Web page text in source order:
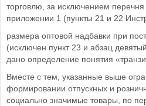
торговлю, за исключением перечня
приложении 1 (пункты 21 и 22
размера оптовой надбавки при
(исключен пункт 23 и абзац
дано определение понятия
Вместе с тем, указанные выше
формировании отпускных и
социально значимые товары, по